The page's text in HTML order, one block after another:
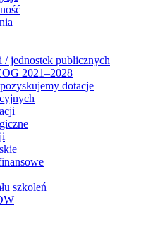
/ jednostek publicznych
2021–2028
dotacje
szkoleń